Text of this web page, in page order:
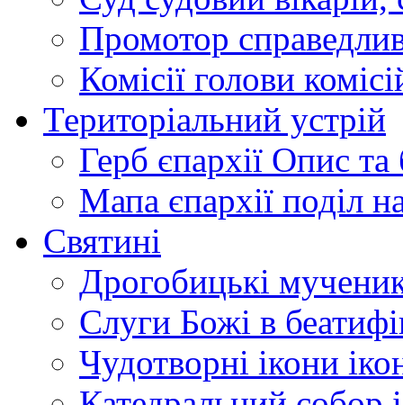
Промотор
Комісії голови
Територіальний устрій
Герб єпархії Опис та
Мапа єпархії поділ
Святині
Дрогобицькі
Слуги Божі в
Чудотворні ікони